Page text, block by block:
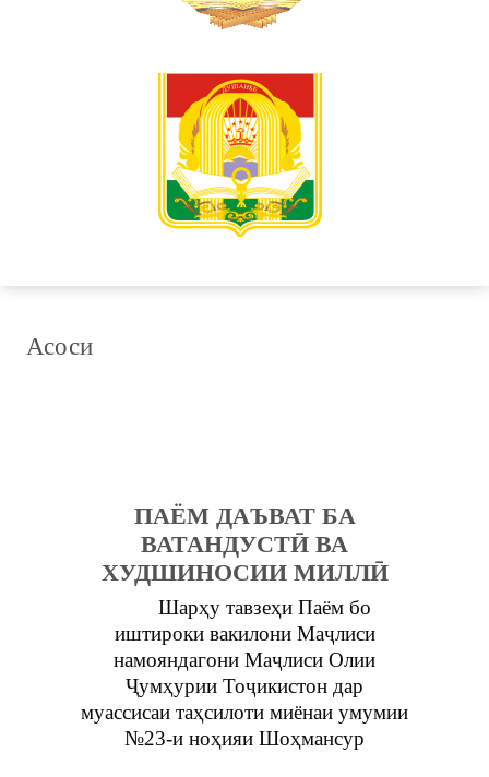
Асоси
ПАЁМ ДАЪВАТ БА
ВАТАНДУСТӢ ВА
ХУДШИНОСИИ МИЛЛӢ
Шарҳу тавзеҳи Паём бо
иштироки вакилони Маҷлиси
намояндагони Маҷлиси Олии
Ҷумҳурии Тоҷикистон дар
муассисаи таҳсилоти миёнаи умумии
№23-и ноҳияи Шоҳмансур